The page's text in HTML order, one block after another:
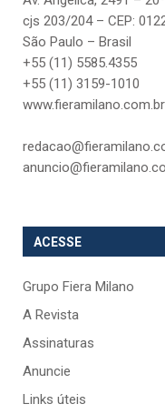
cjs 203/204 – CEP:
São Paulo – Brasil
+55 (11) 5585.4355
+55 (11) 3159-1010
www.fieramilano.com.br
ACESSE
Grupo Fiera Milano
A Revista
Assinaturas
Anuncie
Links úteis